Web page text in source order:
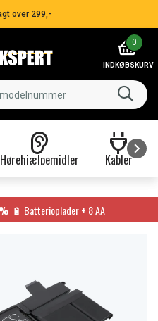
over 299,-
0
INDKØBSKURV
Hørehjælpemidler Kabler
🔋 Batterioplader + 8 AA